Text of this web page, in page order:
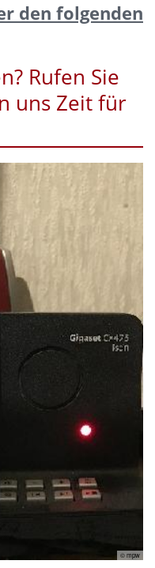
den folgenden
Rufen Sie
uns Zeit für
© mpw